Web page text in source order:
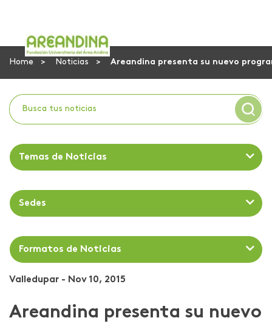
Home Noticias Areandina presenta su nuevo
Temas de Noticias
Sedes
Formatos de Noticias
Valledupar - Nov 10, 2015
Areandina presenta su nuevo